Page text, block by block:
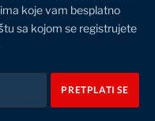
koje vam besplatno
sa kojom se registrujete